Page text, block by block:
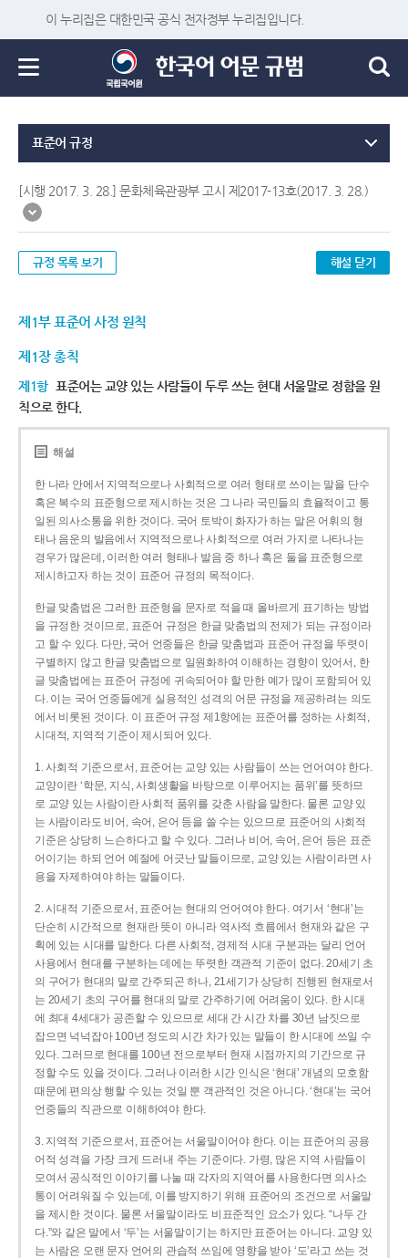
이 누리집은 대한민국 공식 전자정부 누리집입니다.
표준어 규정
[시행 2017. 3. 28.] 문화체육관광부 고시 제2017-13호(2017. 3. 28.)
규정 목록 보기 해설 닫기
제1부 표준어 사정 원칙
제1장 총칙
제1항 표준어는 교양 있는 사람들이 두루 쓰는 현대 서울말로 정함을 원
칙으로 한다.
해설
한 나라 안에서 지역적으로나 사회적으로 여러 형태로 쓰이는 말을 단수
혹은 복수의 표준형으로 제시하는 것은 그 나라 국민들의 효율적이고 통
일된 의사소통을 위한 것이다. 국어 토박이 화자가 하는 말은 어휘의 형
태나 음운의 발음에서 지역적으로나 사회적으로 여러 가지로 나타나는
경우가 많은데, 이러한 여러 형태나 발음 중 하나 혹은 둘을 표준형으로
제시하고자 하는 것이 표준어 규정의 목적이다.
한글 맞춤법은 그러한 표준형을 문자로 적을 때 올바르게 표기하는 방법
을 규정한 것이므로, 표준어 규정은 한글 맞춤법의 전제가 되는 규정이라
고 할 수 있다. 다만, 국어 언중들은 한글 맞춤법과 표준어 규정을 뚜렷이
구별하지 않고 한글 맞춤법으로 일원화하여 이해하는 경향이 있어서, 한
글 맞춤법에는 표준어 규정에 귀속되어야 할 만한 예가 많이 포함되어 있
다. 이는 국어 언중들에게 실용적인 성격의 어문 규정을 제공하려는 의도
에서 비롯된 것이다. 이 표준어 규정 제1항에는 표준어를 정하는 사회적,
시대적, 지역적 기준이 제시되어 있다.
1. 사회적 기준으로서, 표준어는 교양 있는 사람들이 쓰는 언어여야 한다.
교양이란 ‘학문, 지식, 사회생활을 바탕으로 이루어지는 품위’를 뜻하므
로 교양 있는 사람이란 사회적 품위를 갖춘 사람을 말한다. 물론 교양 있
는 사람이라도 비어, 속어, 은어 등을 쓸 수는 있으므로 표준어의 사회적
기준은 상당히 느슨하다고 할 수 있다. 그러나 비어, 속어, 은어 등은 표준
어이기는 하되 언어 예절에 어긋난 말들이므로, 교양 있는 사람이라면 사
용을 자제하여야 하는 말들이다.
2. 시대적 기준으로서, 표준어는 현대의 언어여야 한다. 여기서 ‘현대’는
단순히 시간적으로 현재란 뜻이 아니라 역사적 흐름에서 현재와 같은 구
획에 있는 시대를 말한다. 다른 사회적, 경제적 시대 구분과는 달리 언어
사용에서 현대를 구분하는 데에는 뚜렷한 객관적 기준이 없다. 20세기 초
의 구어가 현대의 말로 간주되곤 하나, 21세기가 상당히 진행된 현재로서
는 20세기 초의 구어를 현대의 말로 간주하기에 어려움이 있다. 한 시대
에 최대 4세대가 공존할 수 있으므로 세대 간 시간 차를 30년 남짓으로
잡으면 넉넉잡아 100년 정도의 시간 차가 있는 말들이 한 시대에 쓰일 수
있다. 그러므로 현대를 100년 전으로부터 현재 시점까지의 기간으로 규
정할 수도 있을 것이다. 그러나 이러한 시간 인식은 ‘현대’ 개념의 모호함
때문에 편의상 행할 수 있는 것일 뿐 객관적인 것은 아니다. ‘현대’는 국어
언중들의 직관으로 이해하여야 한다.
3. 지역적 기준으로서, 표준어는 서울말이어야 한다. 이는 표준어의 공용
어적 성격을 가장 크게 드러내 주는 기준이다. 가령, 많은 지역 사람들이
모여서 공식적인 이야기를 나눌 때 각자의 지역어를 사용한다면 의사소
통이 어려워질 수 있는데, 이를 방지하기 위해 표준어의 조건으로 서울말
을 제시한 것이다. 물론 서울말이라도 비표준적인 요소가 있다. “나두 간
다.”와 같은 말에서 ‘두’는 서울말이기는 하지만 표준어는 아니다. 교양 있
는 사람은 오랜 문자 언어의 관습적 쓰임에 영향을 받아 ‘도’라고 쓰는 것